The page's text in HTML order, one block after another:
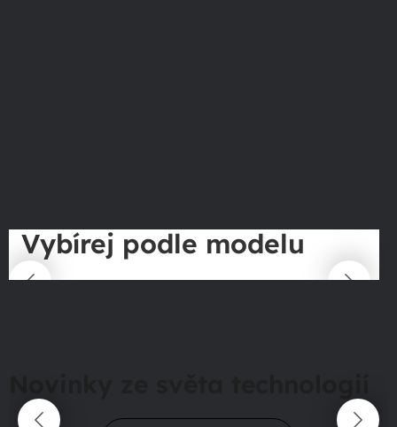
Vybírej podle modelu